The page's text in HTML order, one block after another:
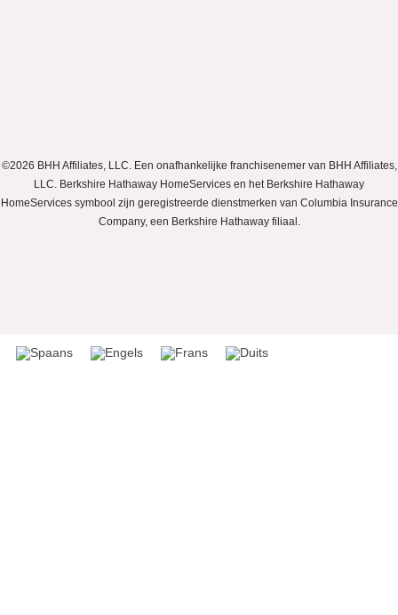
©2026 BHH Affiliates, LLC. Een onafhankelijke franchisenemer van BHH Affiliates,
LLC. Berkshire Hathaway HomeServices en het Berkshire Hathaway
HomeServices symbool zijn geregistreerde dienstmerken van Columbia Insurance
Company, een Berkshire Hathaway filiaal.